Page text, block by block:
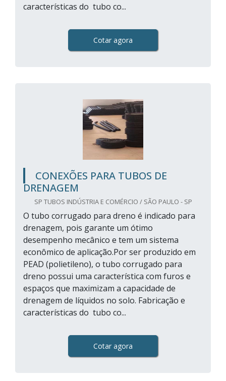
características do tubo co...
Cotar agora
CONEXÕES PARA TUBOS DE
DRENAGEM
SP TUBOS INDÚSTRIA E COMÉRCIO / SÃO PAULO - SP
O tubo corrugado para dreno é indicado para
drenagem, pois garante um ótimo
desempenho mecânico e tem um sistema
econômico de aplicação.Por ser produzido em
PEAD (polietileno), o tubo corrugado para
dreno possui uma característica com furos e
espaços que maximizam a capacidade de
drenagem de líquidos no solo. Fabricação e
características do tubo co...
Cotar agora